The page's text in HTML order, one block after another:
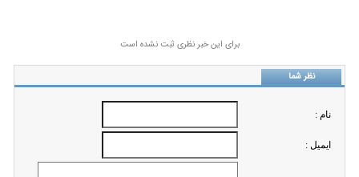
برای این خبر نظری ثبت نشده است
نظر شما
نام :
ايميل :